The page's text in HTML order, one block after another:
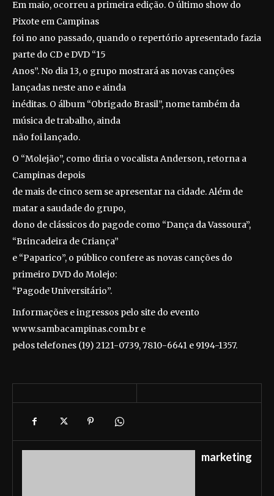
Em maio, ocorreu a primeira edição. O último show do
Pixote em Campinas
foi no ano passado, quando o repertório apresentado fazia
parte do CD e DVD “15
Anos”. No dia 13, o grupo mostrará as novas canções
lançadas neste ano e ainda
inéditas. O álbum “Obrigado Brasil”, nome também da
música de trabalho, ainda
não foi lançado.
O “Molejão”, como diria o vocalista Anderson, retorna a
Campinas depois
de mais de cinco sem se apresentar na cidade. Além de
matar a saudade do grupo,
dono de clássicos do pagode como “Dança da Vassoura”,
“Brincadeira de Criança”
e “Paparico”, o público confere as novas canções do
primeiro DVD do Molejo:
“Pagode Universitário”.
Informações e ingressos pelo site do evento
www.sambacampinas.com.br e
pelos telefones (19) 2121-0739, 7810-6641 e 9194-1357.
marketing